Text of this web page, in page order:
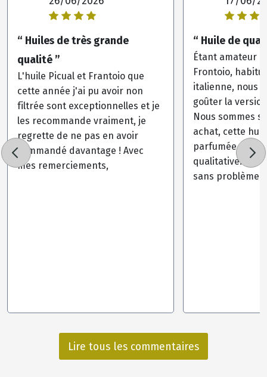
“ Huiles de très grande
qualité ”
L'huile Picual et Frantoio que
cette année j'ai pu avoir non
filtrée sont exceptionnelles et je
les recommande vraiment, je
regrette de ne pas en avoir
commandé davantage ! Avec
mes remerciements,
“ Huile de
Étant amateur
Frontoio,
italienne, nous
goûter la
Nous sommes
achat, cette
parfumée, et
sans problème.
Lire tous les commentaires